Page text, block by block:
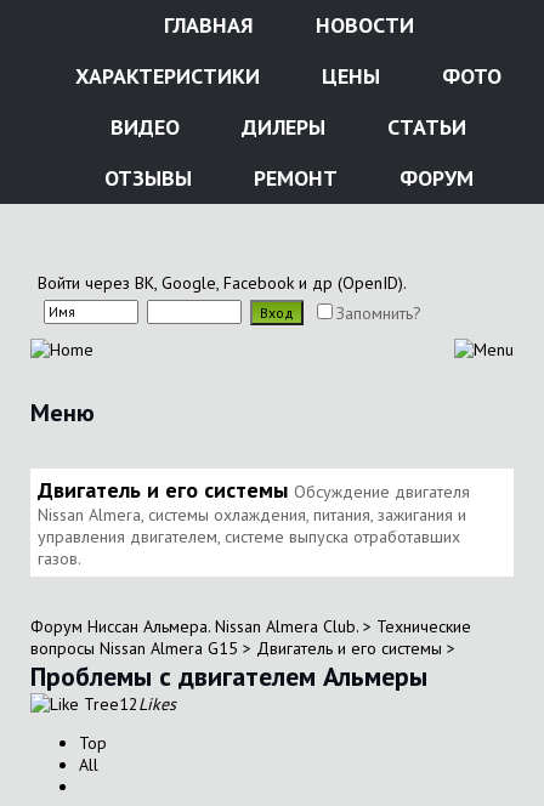
ГЛАВНАЯ
НОВОСТИ
ХАРАКТЕРИСТИКИ
ЦЕНЫ
ФОТО
ВИДЕО
ДИЛЕРЫ
СТАТЬИ
ОТЗЫВЫ
РЕМОНТ ФОРУМ
Войти через ВК, Google, Facebook и др (OpenID).
Запомнить?
Меню
Двигатель и его системы Обсуждение двигателя
Nissan Almera, системы охлаждения, питания, зажигания и
управления двигателем, системе выпуска отработавших
газов.
Форум Ниссан Альмера. Nissan Almera Club. > Технические
вопросы Nissan Almera G15 > Двигатель и его системы >
Проблемы с двигателем Альмеры
12Likes
Top
All